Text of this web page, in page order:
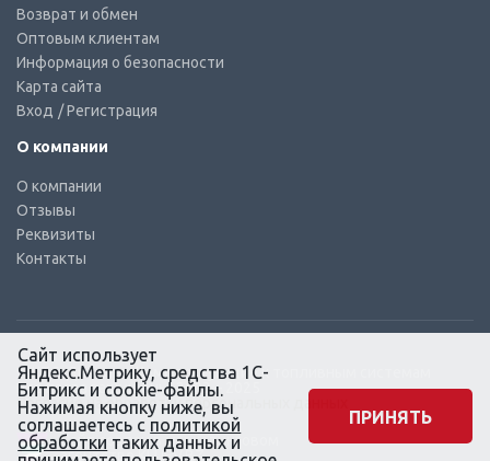
Возврат и обмен
Оптовым клиентам
Информация о безопасности
Карта сайта
Вход / Регистрация
О компании
О компании
Отзывы
Реквизиты
Контакты
© КТС-Дизель – Комплектующие к топливным системам
Все права защищены, 2003 – 2025
Согласие на обработку персональных данных
Сайт создан в маркетинговом
агентстве KLUEV.BZ
Сайт использует
Яндекс.Метрику, средства 1С-
Битрикс и cookie-файлы.
Нажимая кнопку ниже, вы
соглашаетесь с политикой
обработки таких данных и
ПРИНЯТЬ